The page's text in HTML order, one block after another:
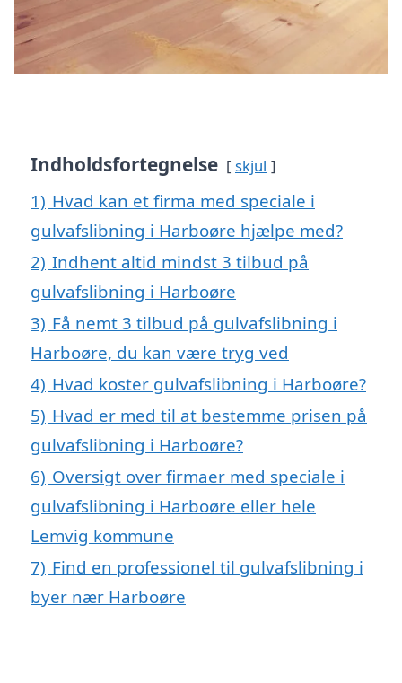
Indholdsfortegnelse skjul
1) Hvad kan et firma med speciale i
gulvafslibning i Harboøre hjælpe med?
2) Indhent altid mindst 3 tilbud på
gulvafslibning i Harboøre
3) Få nemt 3 tilbud på gulvafslibning i
Harboøre, du kan være tryg ved
4) Hvad koster gulvafslibning i Harboøre?
5) Hvad er med til at bestemme prisen på
gulvafslibning i Harboøre?
6) Oversigt over firmaer med speciale i
gulvafslibning i Harboøre eller hele
Lemvig kommune
7) Find en professionel til gulvafslibning i
byer nær Harboøre